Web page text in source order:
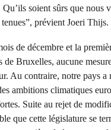
Qu’ils soient sûrs que nous
prévient Joeri Thijs.
de décembre et la
de Bruxelles, aucune
Au contraire, notre pays a
ambitions climatiques
Suite au rejet de
que cette législature se